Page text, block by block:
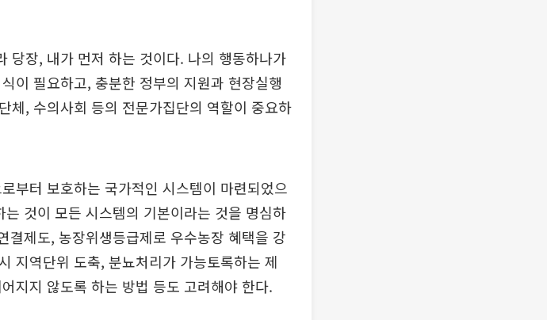
당장, 내가 먼저 하는 것이다. 나의 행동하나가
이 필요하고, 충분한 정부의 지원과 현장실행
체, 수의사회 등의 전문가집단의 역할이 중요하
부터 보호하는 국가적인 시스템이 마련되었으
것이 모든 시스템의 기본이라는 것을 명심하
제도, 농장위생등급제로 우수농장 혜택을 강
지역단위 도축, 분뇨처리가 가능토록하는 제
지지 않도록 하는 방법 등도 고려해야 한다.